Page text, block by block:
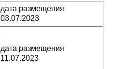
дата размещения
03.07.2023
дата размещения
11.07.2023